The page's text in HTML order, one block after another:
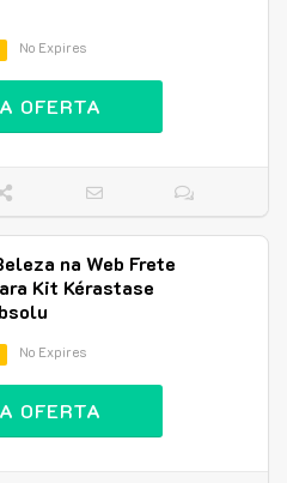
No Expires
OFERTA
na Web Frete
Kit Kérastase
No Expires
OFERTA